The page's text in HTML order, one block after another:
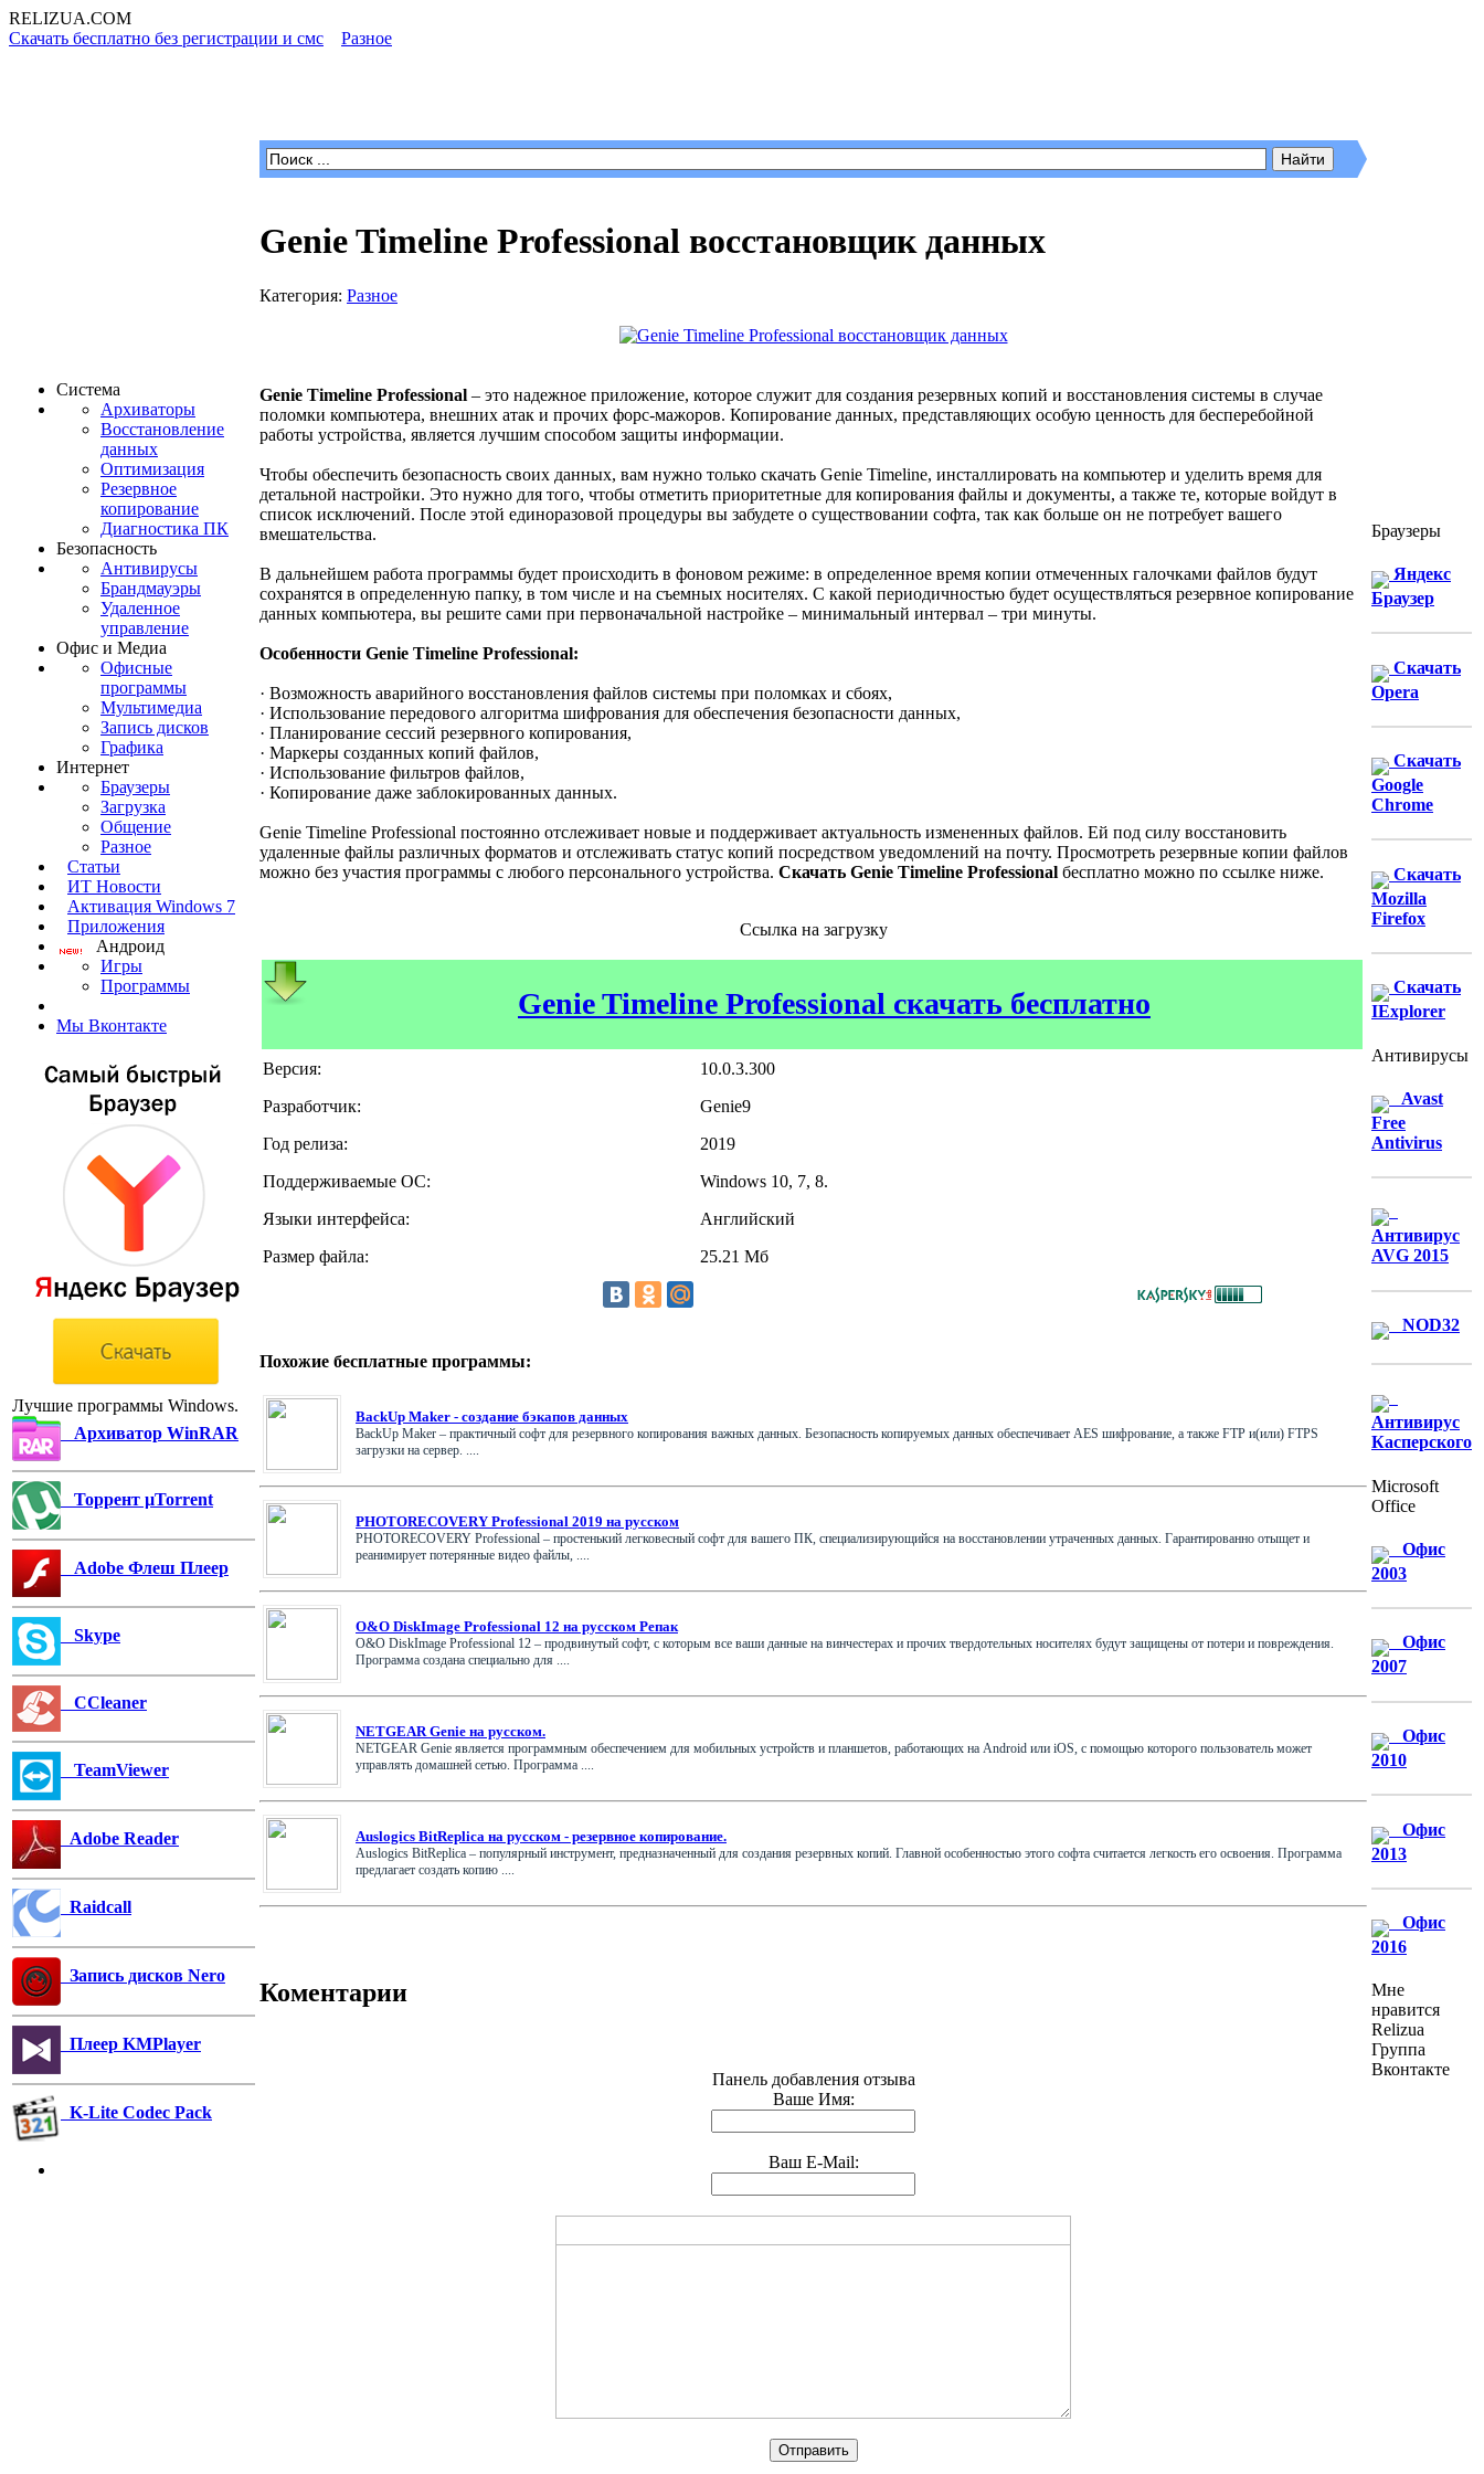
RELIZUA.COM
Скачать бесплатно без регистрации и смс
Разное
Система
Архиваторы
Восстановление
данных
Оптимизация
Резервное
копирование
Диагностика ПК
Безопасность
Антивирусы
Брандмауэры
Удаленное
управление
Офис и Медиа
Офисные
программы
Мультимедиа
Запись дисков
Графика
Интернет
Браузеры
Загрузка
Общение
Разное
Статьи
ИТ Новости
Активация Windows 7
Приложения
Андроид
Игры
Программы
Мы Вконтакте
Лучшие программы Windows.
Архиватор WinRAR
Торрент µTorrent
Adobe Флеш Плеер
Skype
CCleaner
TeamViewer
Adobe Reader
Raidcall
Запись дисков Nero
Плеер KMPlayer
K-Lite Codec Pack
Genie Timeline Professional восстановщик данных
Категория: Разное
Genie Timeline Professional – это надежное приложение, которое служит для создания резервных копий и восстановления системы в случае
поломки компьютера, внешних атак и прочих форс-мажоров. Копирование данных, представляющих особую ценность для бесперебойной
работы устройства, является лучшим способом защиты информации.
Чтобы обеспечить безопасность своих данных, вам нужно только скачать Genie Timeline, инсталлировать на компьютер и уделить время для
детальной настройки. Это нужно для того, чтобы отметить приоритетные для копирования файлы и документы, а также те, которые войдут в
список исключений. После этой единоразовой процедуры вы забудете о существовании софта, так как больше он не потребует вашего
вмешательства.
В дальнейшем работа программы будет происходить в фоновом режиме: в определенное время копии отмеченных галочками файлов будут
сохранятся в определенную папку, в том числе и на съемных носителях. С какой периодичностью будет осуществляться резервное копирование
данных компьютера, вы решите сами при первоначальной настройке – минимальный интервал – три минуты.
Особенности Genie Timeline Professional:
· Возможность аварийного восстановления файлов системы при поломках и сбоях,
· Использование передового алгоритма шифрования для обеспечения безопасности данных,
· Планирование сессий резервного копирования,
· Маркеры созданных копий файлов,
· Использование фильтров файлов,
· Копирование даже заблокированных данных.
Genie Timeline Professional постоянно отслеживает новые и поддерживает актуальность измененных файлов. Ей под силу восстановить
удаленные файлы различных форматов и отслеживать статус копий посредством уведомлений на почту. Просмотреть резервные копии файлов
можно без участия программы с любого персонального устройства. Скачать Genie Timeline Professional бесплатно можно по ссылке ниже.
Ссылка на загрузку
Genie Timeline Professional скачать бесплатно
Версия:
10.0.3.300
Разработчик:
Genie9
Год релиза:
2019
Поддерживаемые ОС:
Windows 10, 7, 8.
Языки интерфейса:
Английский
Размер файла:
25.21 Мб
Похожие бесплатные программы:
BackUp Maker - создание бэкапов данных
BackUp Maker – практичный софт для резервного копирования важных данных. Безопасность копируемых данных обеспечивает AES шифрование, а также FTP и(или) FTPS
загрузки на сервер. ....
PHOTORECOVERY Professional 2019 на русском
PHOTORECOVERY Professional – простенький легковесный софт для вашего ПК, специализирующийся на восстановлении утраченных данных. Гарантированно отыщет и
реанимирует потерянные видео файлы, ....
O&O DiskImage Professional 12 на русском Репак
O&O DiskImage Professional 12 – продвинутый софт, с которым все ваши данные на винчестерах и прочих твердотельных носителях будут защищены от потери и повреждения.
Программа создана специально для ....
NETGEAR Genie на русском.
NETGEAR Genie является программным обеспечением для мобильных устройств и планшетов, работающих на Android или iOS, с помощью которого пользователь может
управлять домашней сетью. Программа ....
Auslogics BitReplica на русском - резервное копирование.
Auslogics BitReplica – популярный инструмент, предназначенный для создания резервных копий. Главной особенностью этого софта считается легкость его освоения. Программа
предлагает создать копию ....
Коментарии
Панель добавления отзыва
Ваше Имя:
Ваш E-Mail:
Браузеры
Яндекс
Браузер
Скачать
Opera
Скачать
Google
Chrome
Скачать
Mozilla
Firefox
Скачать
IExplorer
Антивирусы
Avast
Free
Antivirus
Антивирус
AVG 2015
NOD32
Антивирус
Касперского
Microsoft
Office
Офис
2003
Офис
2007
Офис
2010
Офис
2013
Офис
2016
Мне
нравится
Relizua
Группа
Вконтакте